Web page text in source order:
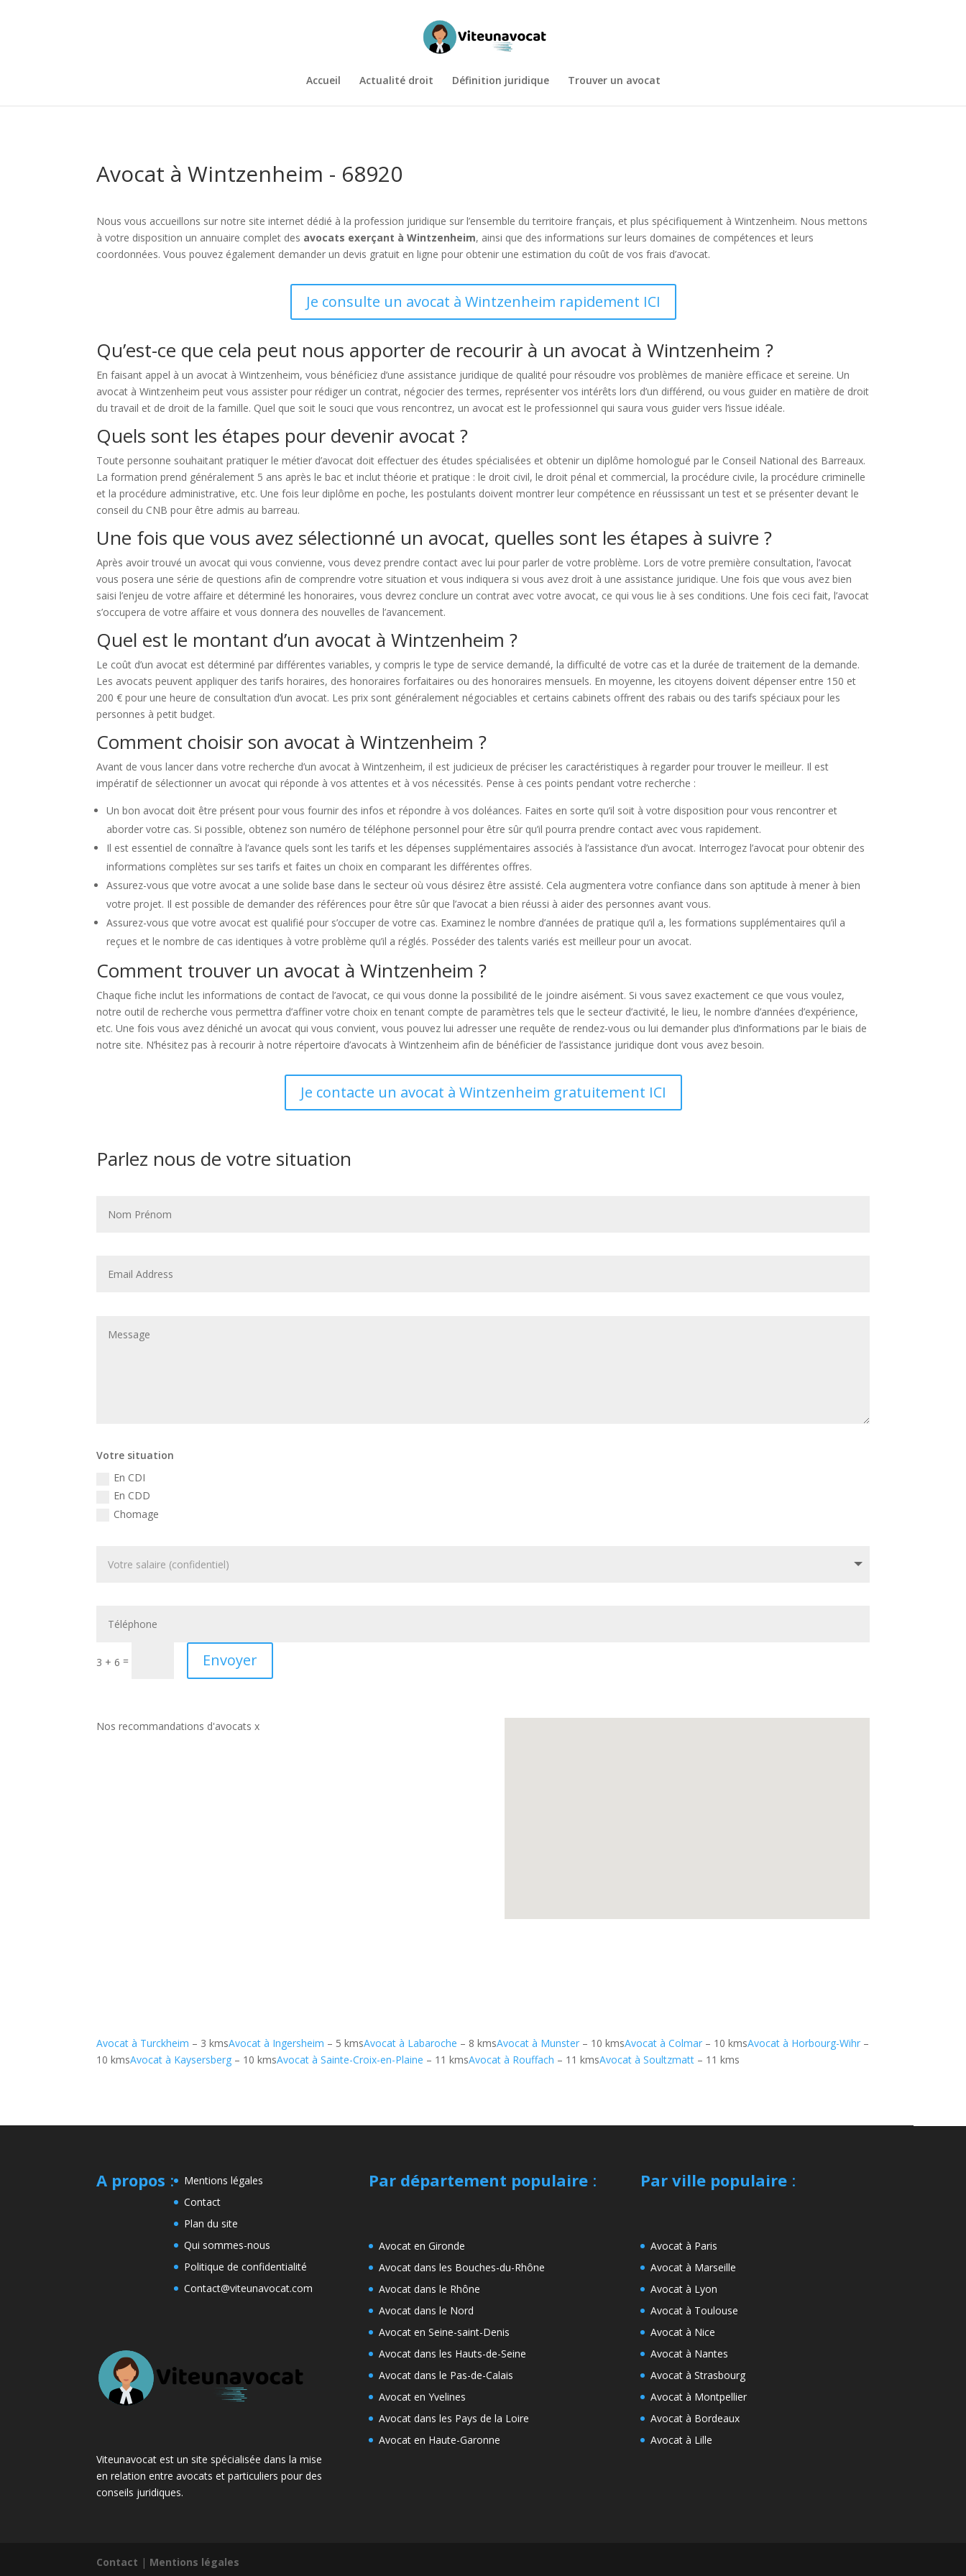
Accueil Actualité droit Définition juridique Trouver un avocat
Avocat à Wintzenheim - 68920
Nous vous accueillons sur notre site internet dédié à la profession juridique sur l’ensemble du territoire français, et plus spécifiquement à Wintzenheim. Nous mettons
à votre disposition un annuaire complet des avocats exerçant à Wintzenheim, ainsi que des informations sur leurs domaines de compétences et leurs
coordonnées. Vous pouvez également demander un devis gratuit en ligne pour obtenir une estimation du coût de vos frais d’avocat.
Je consulte un avocat à Wintzenheim rapidement ICI
Qu’est-ce que cela peut nous apporter de recourir à un avocat à Wintzenheim ?
En faisant appel à un avocat à Wintzenheim, vous bénéficiez d’une assistance juridique de qualité pour résoudre vos problèmes de manière efficace et sereine. Un
avocat à Wintzenheim peut vous assister pour rédiger un contrat, négocier des termes, représenter vos intérêts lors d’un différend, ou vous guider en matière de droit
du travail et de droit de la famille. Quel que soit le souci que vous rencontrez, un avocat est le professionnel qui saura vous guider vers l’issue idéale.
Quels sont les étapes pour devenir avocat ?
Toute personne souhaitant pratiquer le métier d’avocat doit effectuer des études spécialisées et obtenir un diplôme homologué par le Conseil National des Barreaux.
La formation prend généralement 5 ans après le bac et inclut théorie et pratique : le droit civil, le droit pénal et commercial, la procédure civile, la procédure criminelle
et la procédure administrative, etc. Une fois leur diplôme en poche, les postulants doivent montrer leur compétence en réussissant un test et se présenter devant le
conseil du CNB pour être admis au barreau.
Une fois que vous avez sélectionné un avocat, quelles sont les étapes à suivre ?
Après avoir trouvé un avocat qui vous convienne, vous devez prendre contact avec lui pour parler de votre problème. Lors de votre première consultation, l’avocat
vous posera une série de questions afin de comprendre votre situation et vous indiquera si vous avez droit à une assistance juridique. Une fois que vous avez bien
saisi l’enjeu de votre affaire et déterminé les honoraires, vous devrez conclure un contrat avec votre avocat, ce qui vous lie à ses conditions. Une fois ceci fait, l’avocat
s’occupera de votre affaire et vous donnera des nouvelles de l’avancement.
Quel est le montant d’un avocat à Wintzenheim ?
Le coût d’un avocat est déterminé par différentes variables, y compris le type de service demandé, la difficulté de votre cas et la durée de traitement de la demande.
Les avocats peuvent appliquer des tarifs horaires, des honoraires forfaitaires ou des honoraires mensuels. En moyenne, les citoyens doivent dépenser entre 150 et
200 € pour une heure de consultation d’un avocat. Les prix sont généralement négociables et certains cabinets offrent des rabais ou des tarifs spéciaux pour les
personnes à petit budget.
Comment choisir son avocat à Wintzenheim ?
Avant de vous lancer dans votre recherche d’un avocat à Wintzenheim, il est judicieux de préciser les caractéristiques à regarder pour trouver le meilleur. Il est
impératif de sélectionner un avocat qui réponde à vos attentes et à vos nécessités. Pense à ces points pendant votre recherche :
Un bon avocat doit être présent pour vous fournir des infos et répondre à vos doléances. Faites en sorte qu’il soit à votre disposition pour vous rencontrer et
aborder votre cas. Si possible, obtenez son numéro de téléphone personnel pour être sûr qu’il pourra prendre contact avec vous rapidement.
Il est essentiel de connaître à l’avance quels sont les tarifs et les dépenses supplémentaires associés à l’assistance d’un avocat. Interrogez l’avocat pour obtenir des
informations complètes sur ses tarifs et faites un choix en comparant les différentes offres.
Assurez-vous que votre avocat a une solide base dans le secteur où vous désirez être assisté. Cela augmentera votre confiance dans son aptitude à mener à bien
votre projet. Il est possible de demander des références pour être sûr que l’avocat a bien réussi à aider des personnes avant vous.
Assurez-vous que votre avocat est qualifié pour s’occuper de votre cas. Examinez le nombre d’années de pratique qu’il a, les formations supplémentaires qu’il a
reçues et le nombre de cas identiques à votre problème qu’il a réglés. Posséder des talents variés est meilleur pour un avocat.
Comment trouver un avocat à Wintzenheim ?
Chaque fiche inclut les informations de contact de l’avocat, ce qui vous donne la possibilité de le joindre aisément. Si vous savez exactement ce que vous voulez,
notre outil de recherche vous permettra d’affiner votre choix en tenant compte de paramètres tels que le secteur d’activité, le lieu, le nombre d’années d’expérience,
etc. Une fois vous avez déniché un avocat qui vous convient, vous pouvez lui adresser une requête de rendez-vous ou lui demander plus d’informations par le biais de
notre site. N’hésitez pas à recourir à notre répertoire d’avocats à Wintzenheim afin de bénéficier de l’assistance juridique dont vous avez besoin.
Je contacte un avocat à Wintzenheim gratuitement ICI
Parlez nous de votre situation
Votre situation
En CDI
En CDD
Chomage
3 + 6 = Envoyer
Nos recommandations d'avocats x
Avocat à Turckheim – 3 kmsAvocat à Ingersheim – 5 kmsAvocat à Labaroche – 8 kmsAvocat à Munster – 10 kmsAvocat à Colmar – 10 kmsAvocat à Horbourg-Wihr –
10 kmsAvocat à Kaysersberg – 10 kmsAvocat à Sainte-Croix-en-Plaine – 11 kmsAvocat à Rouffach – 11 kmsAvocat à Soultzmatt – 11 kms
A propos :
Mentions légales
Contact
Plan du site
Qui sommes-nous
Politique de confidentialité
Contact@viteunavocat.com
Viteunavocat est un site spécialisée dans la mise
en relation entre avocats et particuliers pour des
conseils juridiques.
Par département populaire:
Avocat en Gironde
Avocat dans les Bouches-du-Rhône
Avocat dans le Rhône
Avocat dans le Nord
Avocat en Seine-saint-Denis
Avocat dans les Hauts-de-Seine
Avocat dans le Pas-de-Calais
Avocat en Yvelines
Avocat dans les Pays de la Loire
Avocat en Haute-Garonne
Par ville populaire:
Avocat à Paris
Avocat à Marseille
Avocat à Lyon
Avocat à Toulouse
Avocat à Nice
Avocat à Nantes
Avocat à Strasbourg
Avocat à Montpellier
Avocat à Bordeaux
Avocat à Lille
Contact | Mentions légales